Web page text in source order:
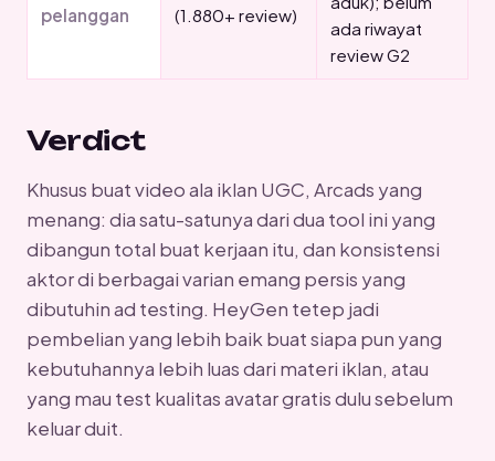
pelanggan (1.880+ review)
ada riwayat
review G2
Verdict
Khusus buat video ala iklan UGC, Arcads yang
menang: dia satu-satunya dari dua tool ini yang
dibangun total buat kerjaan itu, dan konsistensi
aktor di berbagai varian emang persis yang
dibutuhin ad testing. HeyGen tetep jadi
pembelian yang lebih baik buat siapa pun yang
kebutuhannya lebih luas dari materi iklan, atau
yang mau test kualitas avatar gratis dulu sebelum
keluar duit.